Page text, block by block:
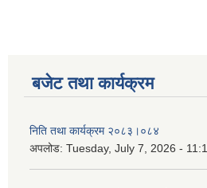
बजेट तथा कार्यक्रम
निति तथा कार्यक्रम २०८३।०८४
अपलोड: Tuesday, July 7, 2026 -